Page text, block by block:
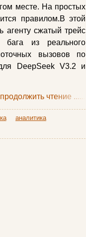
месте. На простых
правилом.В этой
агенту сжатый трейс
из реального
вызовов по
DeepSeek V3.2 и
продолжить чтение ......
аналитика